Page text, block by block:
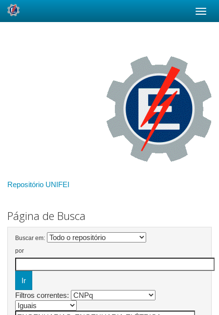
Repositório UNIFEI
Página de Busca
Buscar em:
por
Filtros correntes: